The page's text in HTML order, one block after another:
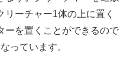
リーチャー1体の上に置く
ーを置くことができるので
っています。